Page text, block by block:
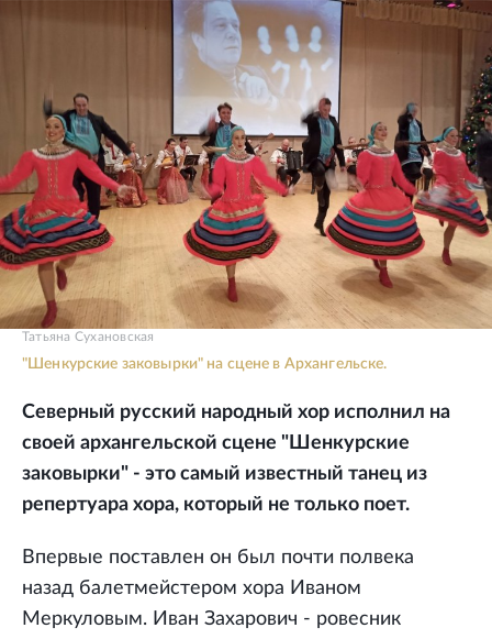
Татьяна Сухановская
"Шенкурские заковырки" на сцене в Архангельске.
Северный русский народный хор исполнил на
своей архангельской сцене "Шенкурские
заковырки" - это самый известный танец из
репертуара хора, который не только поет.
Впервые поставлен он был почти полвека
назад балетмейстером хора Иваном
Меркуловым. Иван Захарович - ровесник